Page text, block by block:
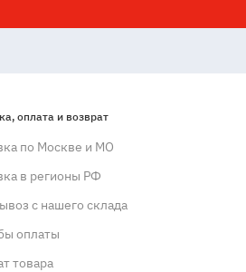
оплата и возврат
по Москве и МО
в регионы РФ
с нашего склада
оплаты
товара